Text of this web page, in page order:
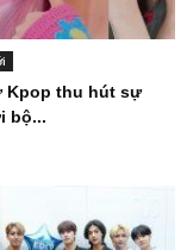
Kpop thu hút sự
bộ...